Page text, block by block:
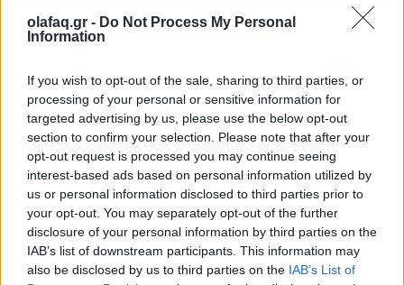
olafaq.gr - Do Not Process My Personal
Information
If you wish to opt-out of the sale, sharing to third parties, or
processing of your personal or sensitive information for
targeted advertising by us, please use the below opt-out
section to confirm your selection. Please note that after your
opt-out request is processed you may continue seeing
interest-based ads based on personal information utilized by
us or personal information disclosed to third parties prior to
your opt-out. You may separately opt-out of the further
disclosure of your personal information by third parties on the
IAB’s list of downstream participants. This information may
also be disclosed by us to third parties on the IAB’s List of
Δημοσιεύθηκε σεΤέχνη| Tagged"Art-istic OR Art-ificial?,Athens
Fashion Film Festival ,fashion film,Gianni Versace,μόδα,Νικόλ
Αλεξανδροπούλου ,Πρεμιέρα, Σαλβατόρε Ζανίνο,Τεχνητή Νοημοσύνη